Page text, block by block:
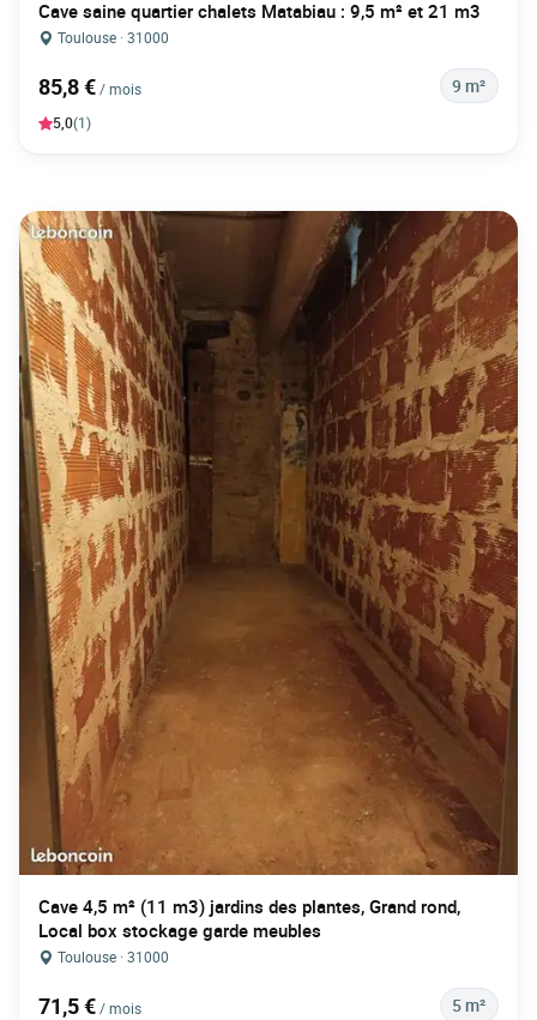
Cave saine quartier chalets Matabiau : 9,5 m² et 21 m3
Toulouse · 31000
85,8 €/ mois 9 m²
5,0(1)
Cave 4,5 m² (11 m3) jardins des plantes, Grand rond,
Local box stockage garde meubles
Toulouse · 31000
71,5 €/ mois 5 m²